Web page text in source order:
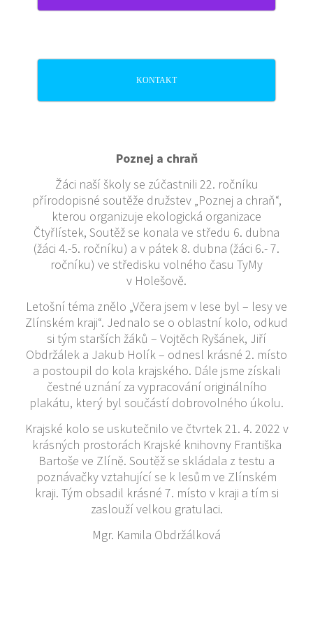
KONTAKT
Poznej a chraň
Žáci naší školy se zúčastnili 22. ročníku
přírodopisné soutěže družstev „Poznej a chraň“,
kterou organizuje ekologická organizace
Čtyřlístek, Soutěž se konala ve středu 6. dubna
(žáci 4.-5. ročníku) a v pátek 8. dubna (žáci 6.- 7.
ročníku) ve středisku volného času TyMy
v Holešově.
Letošní téma znělo „Včera jsem v lese byl – lesy ve
Zlínském kraji“. Jednalo se o oblastní kolo, odkud
si tým starších žáků – Vojtěch Ryšánek, Jiří
Obdržálek a Jakub Holík – odnesl krásné 2. místo
a postoupil do kola krajského. Dále jsme získali
čestné uznání za vypracování originálního
plakátu, který byl součástí dobrovolného úkolu.
Krajské kolo se uskutečnilo ve čtvrtek 21. 4. 2022 v
krásných prostorách Krajské knihovny Františka
Bartoše ve Zlíně. Soutěž se skládala z testu a
poznávačky vztahující se k lesům ve Zlínském
kraji. Tým obsadil krásné 7. místo v kraji a tím si
zaslouží velkou gratulaci.
Mgr. Kamila Obdržálková